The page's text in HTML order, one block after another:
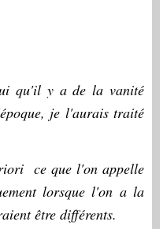
qu'il y a de la vanité
je l'aurais traité
ce que l'on appelle
lorsque l'on a la
être différents.